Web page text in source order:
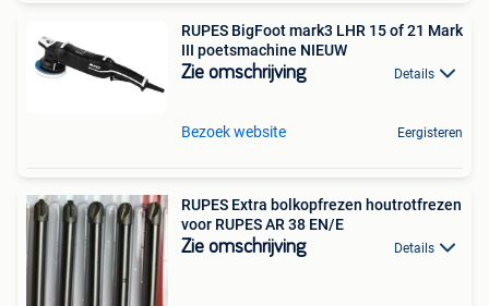
RUPES BigFoot mark3 LHR 15 of 21 Mark
III poetsmachine NIEUW
Zie omschrijving Details
Bezoek website Eergisteren
RUPES Extra bolkopfrezen houtrotfrezen
voor RUPES AR 38 EN/E
Zie omschrijving Details